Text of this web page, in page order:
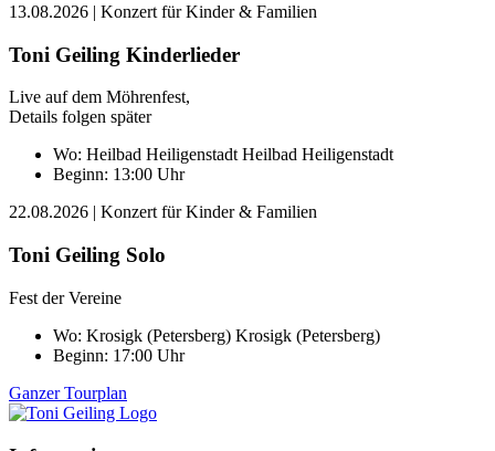
13.08.2026 | Konzert für Kinder & Familien
Toni Geiling Kinderlieder
Live auf dem Möhrenfest,
Details folgen später
Wo: Heilbad Heiligenstadt Heilbad Heiligenstadt
Beginn: 13:00 Uhr
22.08.2026 | Konzert für Kinder & Familien
Toni Geiling Solo
Fest der Vereine
Wo: Krosigk (Petersberg) Krosigk (Petersberg)
Beginn: 17:00 Uhr
Ganzer Tourplan